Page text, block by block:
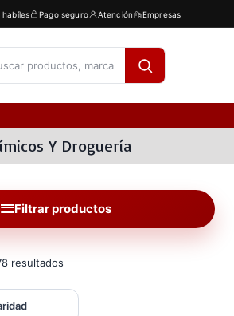
habíles Pago seguro Atención Empresas
Y Droguería
Filtrar productos
resultados